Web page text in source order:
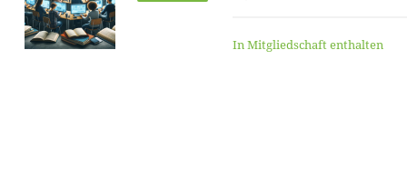
In Mitgliedschaft enthalten